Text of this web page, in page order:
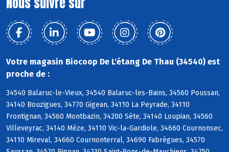
Votre magasin Biocoop De L'étang De Thau (34540) est
proche de :
34540 Balaruc-le-Vieux, 34540 Balaruc-les-Bains, 34560 Poussan,
34140 Bouzigues, 34770 Gigean, 34110 La Peyrade, 34110
Frontignan, 34560 Montbazin, 34200 Sète, 34140 Loupian, 34560
Villeveyrac, 34140 Mèze, 34110 Vic-la-Gardiole, 34660 Cournonsec,
34110 Mireval, 34660 Cournonterral, 34690 Fabrègues, 34570